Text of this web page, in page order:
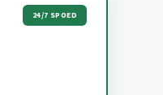
24/7 SPOED